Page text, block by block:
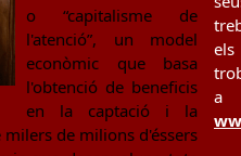
o “capitalisme de
l'atenció”, un model
econòmic que basa
l'obtenció de beneficis
en la captació i la
de milions d'éssers
els
a